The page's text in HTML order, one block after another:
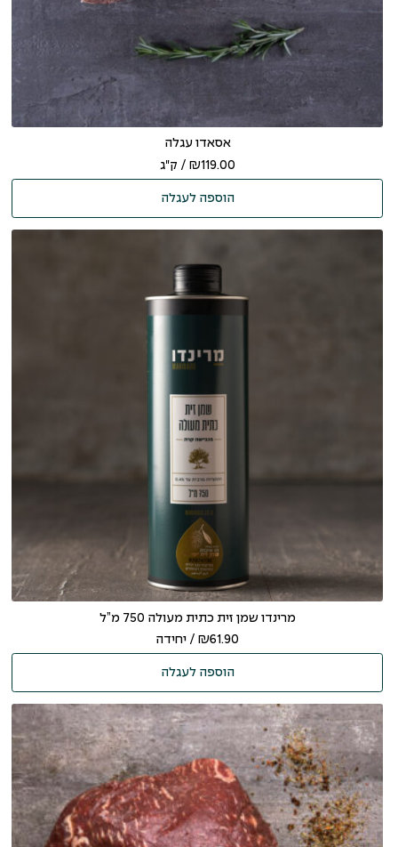
אסאדו עגלה
₪119.00 / ק"ג
הוספה לעגלה
מרינדו שמן זית כתית מעולה 750 מ”ל
₪61.90 / יחידה
הוספה לעגלה